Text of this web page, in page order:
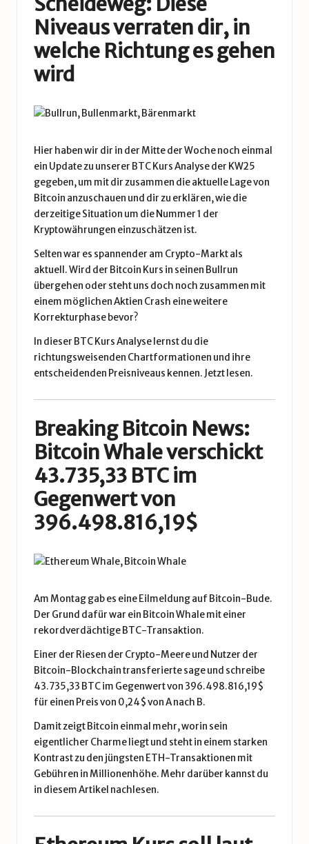
Niveaus verraten dir, in
welche Richtung es gehen
wird
Hier haben wir dir in der Mitte der Woche noch einmal
ein Update zu unserer BTC Kurs Analyse der KW25
gegeben, um mit dir zusammen die aktuelle Lage von
Bitcoin anzuschauen und dir zu erklären, wie die
derzeitige Situation um die Nummer 1 der
Kryptowährungen einzuschätzen ist.
Selten war es spannender am Crypto-Markt als
aktuell. Wird der Bitcoin Kurs in seinen Bullrun
übergehen oder steht uns doch noch zusammen mit
einem möglichen Aktien Crash eine weitere
Korrekturphase bevor?
In dieser BTC Kurs Analyse lernst du die
richtungsweisenden Chartformationen und ihre
entscheidenden Preisniveaus kennen. Jetzt lesen.
Breaking Bitcoin News:
Bitcoin Whale verschickt
43.735,33 BTC im
Gegenwert von
396.498.816,19$
Am Montag gab es eine Eilmeldung auf Bitcoin-Bude.
Der Grund dafür war ein Bitcoin Whale mit einer
rekordverdächtige BTC-Transaktion.
Einer der Riesen der Crypto-Meere und Nutzer der
Bitcoin-Blockchain transferierte sage und schreibe
43.735,33 BTC im Gegenwert von 396.498.816,19$
für einen Preis von 0,24$ von A nach B.
Damit zeigt Bitcoin einmal mehr, worin sein
eigentlicher Charme liegt und steht in einem starken
Kontrast zu den jüngsten ETH-Transaktionen mit
Gebühren in Millionenhöhe. Mehr darüber kannst du
in diesem Artikel nachlesen.